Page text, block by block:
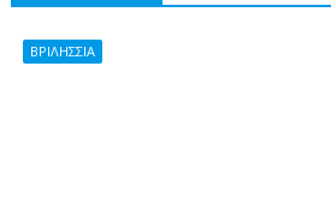
ΒΡΙΛΗΣΣΙΑ